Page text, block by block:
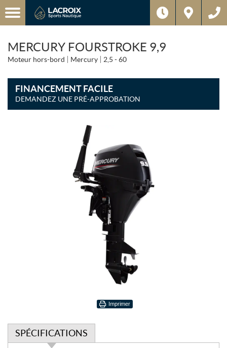
MERCURY FOURSTROKE 9,9
Moteur hors-bord Mercury 2,5 - 60
FINANCEMENT FACILE
DEMANDEZ UNE PRÉ-APPROBATION
Imprimer
SPÉCIFICATIONS